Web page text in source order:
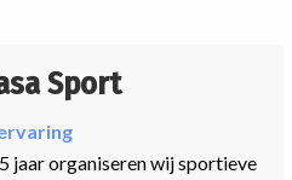
Sport
jaar organiseren wij sportieve